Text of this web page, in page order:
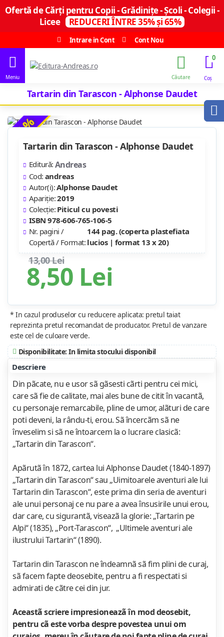
Ofertă de Cărți pentru Copii - Grădinițe - Școli - Colegii -
Licee
REDUCERI ÎNTRE 35% și 65%
Intrare in Cont
Cont Nou
0
Tartarin din Tarascon - Alphonse Daudet
-35 %
8,50 Lei
13,00 Lei
Tartarin din Tarascon - Alphonse Daudet
Editură: Andreas
Cod: andreas
Autor(i):Alphonse Daudet
Apariție:2019
Colecție: Piticul cu povesti
ISBN 978-606-765-106-5
Nr. pagini /
Copertă / Format:
144 pag. (coperta plastefiata
lucios | format 13 x 20)
* In cazul produselor cu reducere aplicata: pretul taiat
reprezinta pretul recomandat de producator. Pretul de vanzare
este cel de culoare verde.
Disponibilitate: In limita stocului disponibil
Descriere
Din pãcate, nu e usor sã gãsesti cãrti pentru cei mici,
care sã fie de calitate, mai ales bune de citit în vacantã,
cu personaje remarcabile, pline de umor, alãturi de care
poti deveni, la rându-ti, erou. Sã încercãm sã ne
înveselim si sã ne întoarcem la o lucrare clasicã:
„Tartarin din Tarascon“.
Apãrutã în 1872, cartea lui Alphonse Daudet (1840-1897)
„Tartarin din Tarascon“ sau „Uimitoarele aventuri ale lui
Tartarin din Tarascon“, este prima din seria de aventuri
ale unui personaj ce nu pare a avea însusirile unui erou,
dar care, cu sigurantã, viseazã la glorie: „Tartarin pe
Alpi“ (1835), „Port-Tarascon“, „Ultimele aventuri ale
ilustrului Tartarin“ (1890).
Tartarin din Tarascon ne îndeamnã sã fim plini de curaj,
sã facem fapte deosebite, pentru a fi respectati si
admirati de cãtre cei din jur.
Aceastã scriere impresioneazã în mod deosebit,
pentru cã este vorba despre povestea unui om